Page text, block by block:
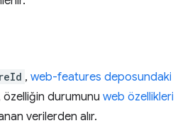
, web-features deposundaki
özelliğin durumunu web özellikleri
verilerden alır.